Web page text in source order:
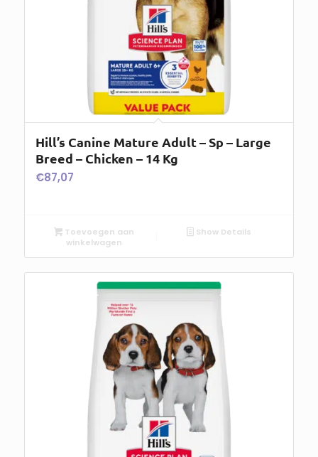
Hill’s Canine Mature Adult – Sp – Large
Breed – Chicken – 14 Kg
€87,07
Toevoegen aan
winkelwagen
Show Details